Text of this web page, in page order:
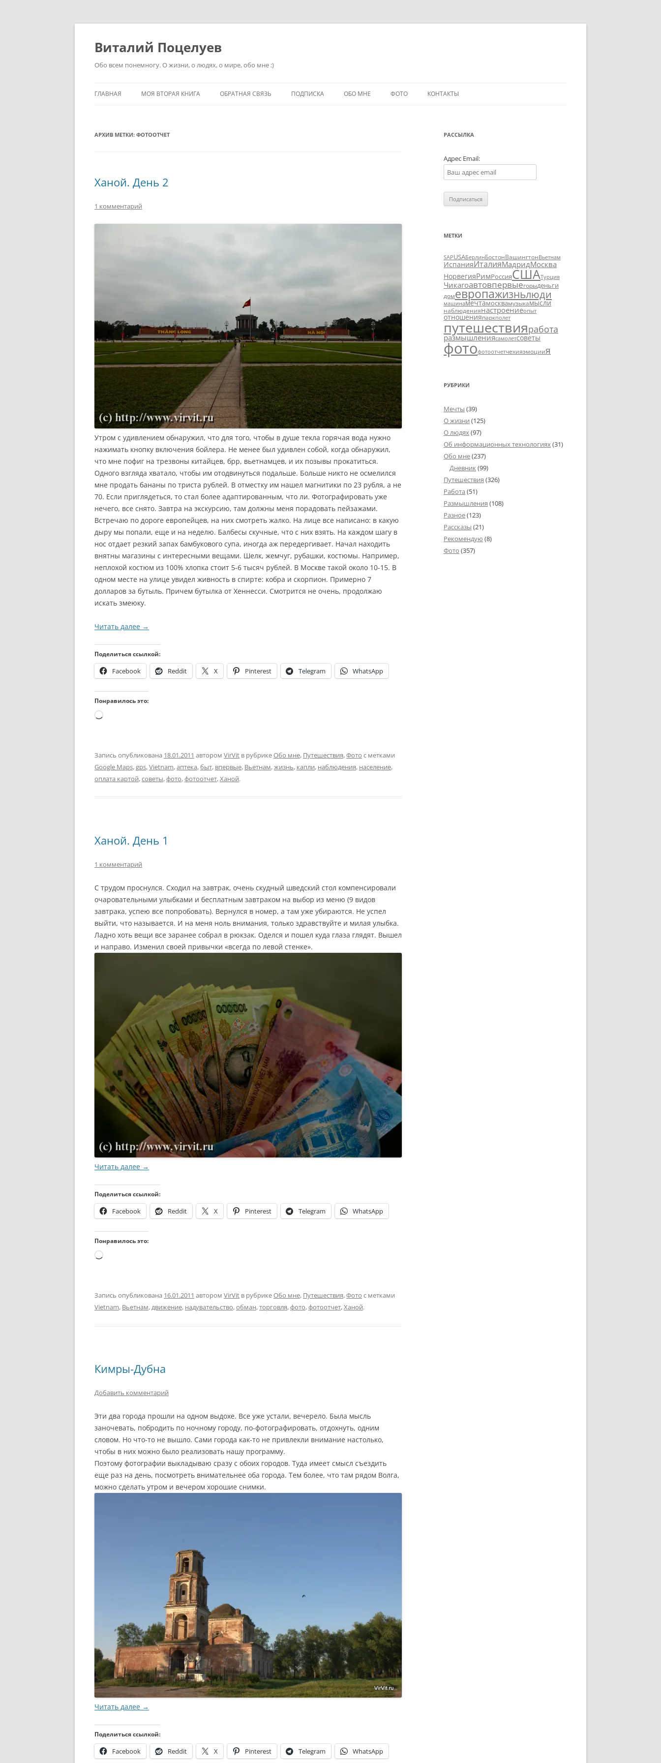
Перейти
Виталий Поцелуев
Обо всем понемногу. О жизни, о людях, о мире, обо мне :)
ГЛАВНАЯ МОЯ ВТОРАЯ КНИГА ОБРАТНАЯ СВЯЗЬ ПОДПИСКА ОБО МНЕ ФОТО КОНТАКТЫ
АРХИВ МЕТКИ: ФОТООТЧЕТ
Ханой. День 2
1 комментарий
Утром с удивлением обнаружил, что для того, чтобы в душе текла горячая вода нужно
нажимать кнопку включения бойлера. Не менее был удивлен собой, когда обнаружил,
что мне пофиг на трезвоны китайцев, брр, вьетнамцев, и их позывы прокатиться.
Одного взгляда хватало, чтобы им отодвинуться подальше. Больше никто не осмелился
мне продать бананы по триста рублей. В отместку им нашел магнитики по 23 рубля, а не
70. Если приглядеться, то стал более адаптированным, что ли. Фотографировать уже
нечего, все снято. Завтра на экскурсию, там должны меня порадовать пейзажами.
Встречаю по дороге европейцев, на них смотреть жалко. На лице все написано: в какую
дыру мы попали, еще и на неделю. Балбесы скучные, что с них взять. На каждом шагу в
нос отдает резкий запах бамбукового супа, иногда аж передергивает. Начал находить
внятны магазины с интересными вещами. Шелк, жемчуг, рубашки, костюмы. Например,
неплохой костюм из 100% хлопка стоит 5-6 тысяч рублей. В Москве такой около 10-15. В
одном месте на улице увидел живность в спирте: кобра и скорпион. Примерно 7
долларов за бутыль. Причем бутылка от Хеннесси. Смотрится не очень, продолжаю
искать змеюку.
Читать далее →
Поделиться ссылкой:
Facebook Reddit X Pinterest Telegram WhatsApp
Понравилось это:
Загрузка…
Запись опубликована 18.01.2011 автором VirVit в рубрикеОбо мне, Путешествия,Фото с метками
Google Maps,gps,Vietnam,аптека,быт, впервые, Вьетнам,жизнь, капли, наблюдения, население,
оплата картой,советы,фото,фотоотчет,Ханой.
Ханой. День 1
1 комментарий
С трудом проснулся. Сходил на завтрак, очень скудный шведский стол компенсировали
очаровательными улыбками и бесплатным завтраком на выбор из меню (9 видов
завтрака, успею все попробовать). Вернулся в номер, а там уже убираются. Не успел
выйти, что называется. И на меня ноль внимания, только здравствуйте и милая улыбка.
Ладно хоть вещи все заранее собрал в рюкзак. Оделся и пошел куда глаза глядят. Вышел
и направо. Изменил своей привычки «всегда по левой стенке».
Читать далее →
Поделиться ссылкой:
Facebook Reddit X Pinterest Telegram WhatsApp
Понравилось это:
Загрузка…
Запись опубликована 16.01.2011 автором VirVit в рубрикеОбо мне, Путешествия,Фото с метками
Vietnam, Вьетнам,движение, надувательство,обман,торговля,фото,фотоотчет,Ханой.
Кимры-Дубна
Добавить комментарий
Эти два города прошли на одном выдохе. Все уже устали, вечерело. Была мысль
заночевать, побродить по ночному городу, по-фотографировать, отдохнуть, одним
словом. Но что-то не вышло. Сами города как-то не привлекли внимание настолько,
чтобы в них можно было реализовать нашу программу.
Поэтому фотографии выкладываю сразу с обоих городов. Туда имеет смысл съездить
еще раз на день, посмотреть внимательнее оба города. Тем более, что там рядом Волга,
можно сделать утром и вечером хорошие снимки.
Читать далее →
Поделиться ссылкой:
Facebook Reddit X Pinterest Telegram WhatsApp
РАССЫЛКА
Адрес Email:
МЕТКИ
SAPUSAБерлинБостонВашингтонВьетнам
ИспанияИталияМадридМосква
НорвегияРимРоссияСШАТурция
Чикагоавтовпервыегорыденьги
домевропажизньлюди
машинамечтамосквамузыкамысли
наблюдениянастроениеопыт
отношенияпаркполет
путешествияработа
размышлениясамолетсоветы
фотофотоотчетчехияэмоциия
РУБРИКИ
Мечты (39)
О жизни (125)
О людях(97)
Об информационных технологиях(31)
Обо мне(237)
Дневник(99)
Путешествия (326)
Работа (51)
Размышления (108)
Разное(123)
Рассказы (21)
Рекомендую (8)
Фото (357)